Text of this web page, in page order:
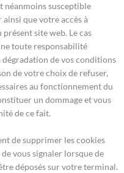
néanmoins susceptible
que votre accès à
site web. Le cas
toute responsabilité
dégradation de vos conditions
de votre choix de refuser,
au fonctionnement du
un dommage et vous
de ce fait.
de supprimer les cookies
vous signaler lorsque de
déposés sur votre terminal.